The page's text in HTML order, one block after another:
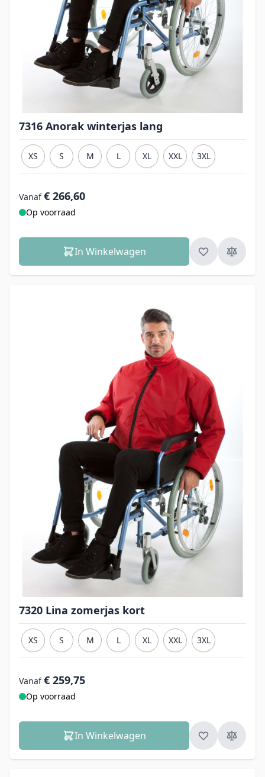
7316 Anorak winterjas lang
XS S M L XL XXL 3XL
Vanaf € 266,60
Op voorraad
In Winkelwagen
7320 Lina zomerjas kort
XS S M L XL XXL 3XL
Vanaf € 259,75
Op voorraad
In Winkelwagen